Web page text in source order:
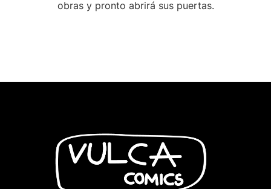
obras y pronto abrirá sus puertas.